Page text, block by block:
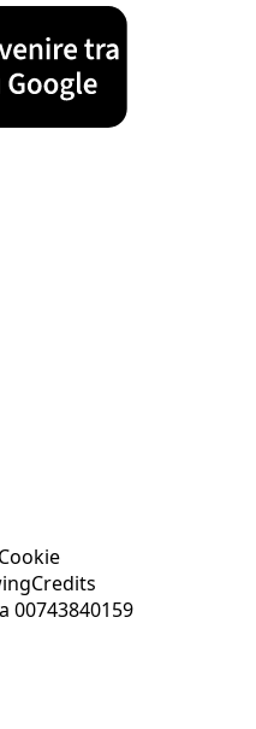
Credits
00743840159